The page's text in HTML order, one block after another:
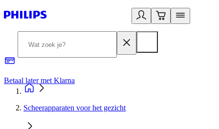
Betaal later met Klarna
Scheerapparaten voor het gezicht